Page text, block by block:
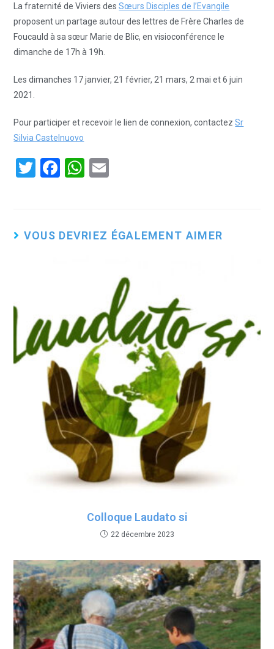
La fraternité de Viviers desSœurs Disciples de l’Evangile
proposent un partage autour des lettres de Frère Charles de
Foucauld à sa sœur Marie de Blic, en visioconférence le
dimanche de 17h à 19h.
Les dimanches 17 janvier, 21 février, 21 mars, 2 mai et 6 juin
2021.
Pour participer et recevoir le lien de connexion, contactezSr
Silvia Castelnuovo
T
er
F
b
o
W
s
A
VOUS DEVRIEZ ÉGALEMENT AIMER
Colloque Laudato si
22 décembre 2023